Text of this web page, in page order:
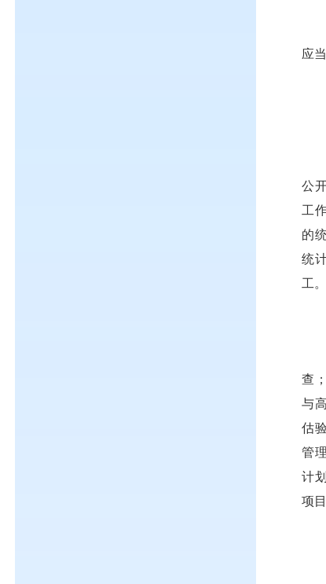
应
综
公
工
的
统
工。
查
与
估
管
计
项